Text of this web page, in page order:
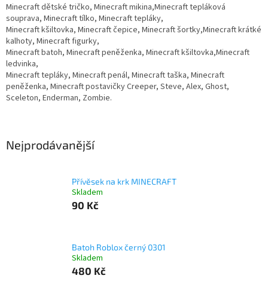
Minecraft dětské tričko, Minecraft mikina,Minecraft tepláková
souprava, Minecraft tílko, Minecraft tepláky,
Minecraft kšiltovka, Minecraft čepice, Minecraft šortky,Minecraft krátké
kalhoty, Minecraft figurky,
Minecraft batoh, Minecraft peněženka, Minecraft kšiltovka,Minecraft
ledvinka,
Minecraft tepláky, Minecraft penál, Minecraft taška, Minecraft
peněženka, Minecraft postavičky Creeper, Steve, Alex, Ghost,
Sceleton, Enderman, Zombie.
Nejprodávanější
Přívěsek na krk MINECRAFT
Skladem
90 Kč
Batoh Roblox černý 0301
Skladem
480 Kč